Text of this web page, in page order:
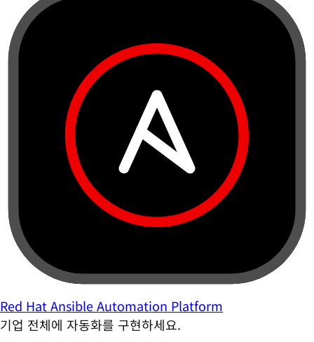
Red Hat Ansible Automation Platform
기업 전체에 자동화를 구현하세요.